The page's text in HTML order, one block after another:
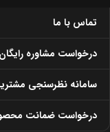
تماس با ما
درخواست مشاوره رایگان
سامانه نظرسنجی
درخواست ضمانت